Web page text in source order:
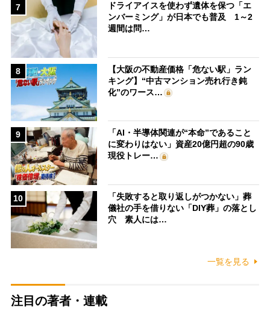
7
ドライアイスを使わず遺体を保つ「エ
ンバーミング」が日本でも普及 1～2
週間は問…
8
【大阪の不動産価格「危ない駅」ラン
キング】“中古マンション売れ行き鈍
化”のワース…
9
「AI・半導体関連が“本命”であること
に変わりはない」資産20億円超の90歳
現役トレー…
10
「失敗すると取り返しがつかない」葬
儀社の手を借りない「DIY葬」の落とし
穴 素人には…
一覧を見る
注目の著者・連載